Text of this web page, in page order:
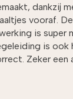
dankzij
vooraf. De
is super
is ook
Zeker een